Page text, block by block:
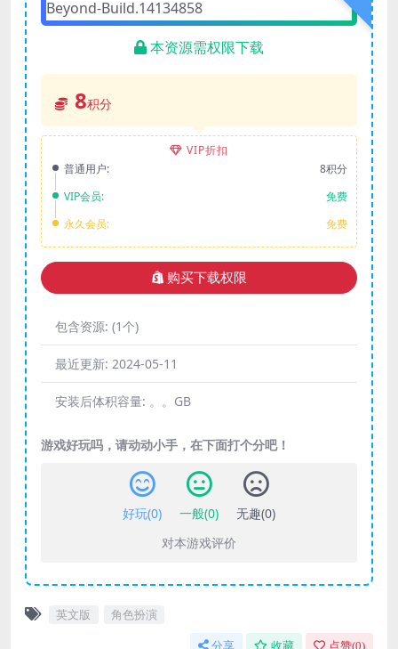
本资源需权限下载
8积分
VIP折扣
普通用户:
8积分
VIP会员:
免费
永久会员:
免费
购买下载权限
包含资源: (1个)
最近更新: 2024-05-11
安装后体积容量: 。。GB
游戏好玩吗，请动动小手，在下面打个分吧！
好玩(0) 一般(0) 无趣(0)
对本游戏评价
英文版 角色扮演
分享 收藏 点赞(0)